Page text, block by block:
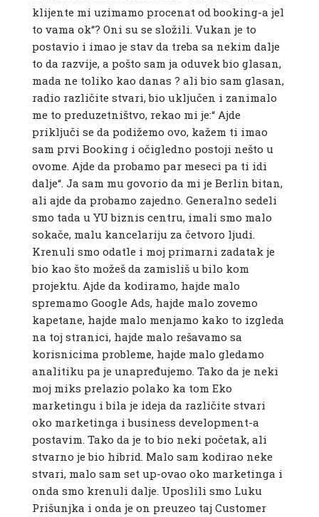
klijente mi uzimamo procenat od booking-a jel
to vama ok“? Oni su se složili. Vukan je to
postavio i imao je stav da treba sa nekim dalje
to da razvije, a pošto sam ja oduvek bio glasan,
mada ne toliko kao danas ? ali bio sam glasan,
radio različite stvari, bio uključen i zanimalo
me to preduzetništvo, rekao mi je:“ Ajde
priključi se da podižemo ovo, kažem ti imao
sam prvi Booking i očigledno postoji nešto u
ovome. Ajde da probamo par meseci pa ti idi
dalje“. Ja sam mu govorio da mi je Berlin bitan,
ali ajde da probamo zajedno. Generalno sedeli
smo tada u YU biznis centru, imali smo malo
sokače, malu kancelariju za četvoro ljudi.
Krenuli smo odatle i moj primarni zadatak je
bio kao što možeš da zamisliš u bilo kom
projektu. Ajde da kodiramo, hajde malo
spremamo Google Ads, hajde malo zovemo
kapetane, hajde malo menjamo kako to izgleda
na toj stranici, hajde malo rešavamo sa
korisnicima probleme, hajde malo gledamo
analitiku pa je unapređujemo. Tako da je neki
moj miks prelazio polako ka tom Eko
marketingu i bila je ideja da različite stvari
oko marketinga i business development-a
postavim. Tako da je to bio neki početak, ali
stvarno je bio hibrid. Malo sam kodirao neke
stvari, malo sam set up-ovao oko marketinga i
onda smo krenuli dalje. Uposlili smo Luku
Prišunjka i onda je on preuzeo taj Customer